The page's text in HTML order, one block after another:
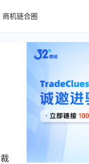
商机链合圈